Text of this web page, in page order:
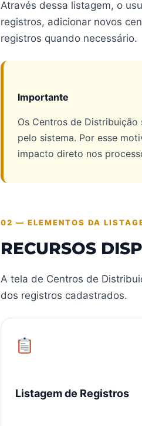
Através dessa listagem, o
registros, adicionar novos
registros quando necessário.
Importante
Os Centros de
pelo sistema. Por esse
impacto direto nos
02 — ELEMENTOS DA
RECURSOS
A tela de Centros de
dos registros cadastrados.
Listagem de Registros